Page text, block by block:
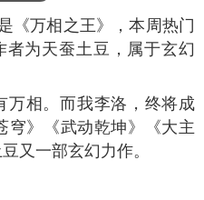
《万相之王》，本周热门
者为天蚕土豆，属于玄幻
万相。而我李洛，终将成
穹》《武动乾坤》《大主
又一部玄幻力作。